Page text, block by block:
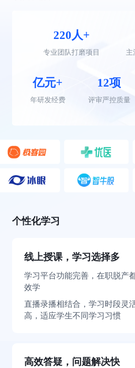
220人+
专业团队打磨项目 主
亿元+
年研发经费
12项
评审严控质量
个性化学习
线上授课，学习选择多
学习平台功能完善，在职脱产
效学
直播录播相结合，学习时段灵
高，适应学生不同学习习惯
高效答疑，问题解决快